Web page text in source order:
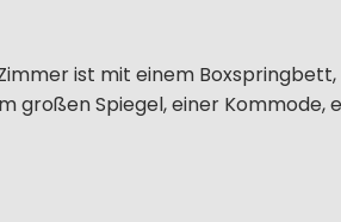
ist mit einem
großen Spiegel, einer Kommode,